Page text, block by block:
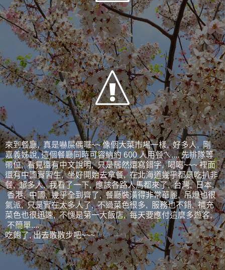
來到餐廳, 真是嚇屎偶囉~~ 像個大菜市場一樣, 好多人, 剛
嘉義姊說, 這個餐廳同時可容納約 600 人用餐ㄟ.... 先排隊等
帶位, 看見還有中文說明, 只是居然還寫錯字, 喝喝~~~ 裡面
還有中國實習生, 坐好開始去拿餐, 在北海道幾乎都是吃扒非
餐, 超多人, 我看了一下, 應該各路人馬都來了, 台灣, 日本,
香港, 中國, 幾乎全到齊了, 餐廳裝潢得非常華麗, 吊燈也很
氣派, 只是實在太多人了, 不過菜色很多, 服務也不錯, 補充
菜色也很迅速, 不愧是第一大飯店, 每天要應付這麼多遊客,
不簡單....
吃飽了, 出去散散步吧~~~